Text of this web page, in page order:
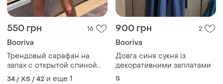
550 грн 16
Booriva
Трендовый сарафан на
запах с открытой спиной
booriva бурива
34 / XS / 42 и еще 1
900 грн 2
Booriva
Довга синя сукня із
декоративними заплатами
S